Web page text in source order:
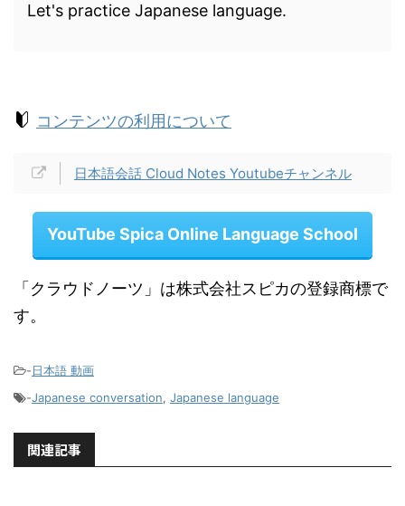
Let's practice Japanese language.
コンテンツの利用について
日本語会話 Cloud Notes Youtubeチャンネル
YouTube Spica Online Language School
「クラウドノーツ」は株式会社スピカの登録商標で
す。
-日本語 動画
-Japanese conversation, Japanese language
関連記事